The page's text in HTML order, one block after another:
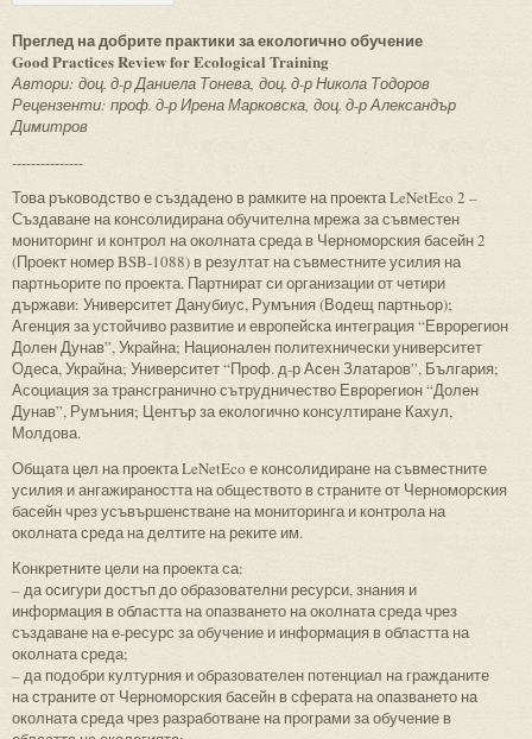
Преглед на добрите практики за екологично обучение
Good Practices Review for Ecological Training
Автори: доц. д-р Даниела Тонева, доц. д-р Никола Тодоров
Рецензенти: проф. д-р Ирена Марковска, доц. д-р Александър
Димитров
---------------
Това ръководство е създадено в рамките на проекта LeNetEco 2 –
Създаване на консолидирана обучителна мрежа за съвместен
мониторинг и контрол на околната среда в Черноморския басейн 2
(Проект номер BSB-1088) в резултат на съвместните усилия на
партньорите по проекта. Партнират си организации от четири
държави: Университет Данубиус, Румъния (Водещ партньор);
Агенция за устойчиво развитие и европейска интеграция “Еврорегион
Долен Дунав”, Украйна; Национален политехнически университет
Одеса, Украйна; Университет “Проф. д-р Асен Златаров”, България;
Асоциация за трансгранично сътрудничество Еврорегион “Долен
Дунав”, Румъния; Център за екологично консултиране Кахул,
Молдова.
Общата цел на проекта LeNetEco е консолидиране на съвместните
усилия и ангажираността на обществото в страните от Черноморския
басейн чрез усъвършенстване на мониторинга и контрола на
околната среда на делтите на реките им.
Конкретните цели на проекта са:
– да осигури достъп до образователни ресурси, знания и
информация в областта на опазването на околната среда чрез
създаване на е-ресурс за обучение и информация в областта на
околната среда;
– да подобри културния и образователен потенциал на гражданите
на страните от Черноморския басейн в сферата на опазването на
околната среда чрез разработване на програми за обучение в